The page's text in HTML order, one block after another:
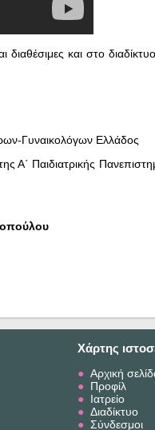
και στο
Γυναικολόγων Ελλάδος
Α΄ Παιδιατρικής
Χάρτης
● Αρχική
● Προφίλ
● Ιατρείο
● Διαδίκτυο
● Σύνδεσμοι